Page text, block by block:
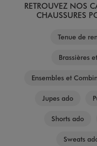
RETROUVEZ NOS
CHAUSSURES
Tenue de
Brassières
Ensembles et
Jupes ado
Shorts ado
Sweats